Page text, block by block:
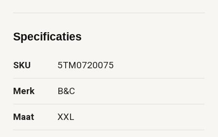
Specificaties
SKU 5TM0720075
Merk B&C
Maat XXL